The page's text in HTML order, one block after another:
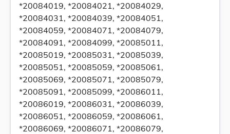
*20084019, *20084021, *20084029,
*20084031, *20084039, *20084051,
*20084059, *20084071, *20084079,
*20084091, *20084099, *20085011,
*20085019, *20085031, *20085039,
*20085051, *20085059, *20085061,
*20085069, *20085071, *20085079,
*20085091, *20085099, *20086011,
*20086019, *20086031, *20086039,
*20086051, *20086059, *20086061,
*20086069, *20086071, *20086079,